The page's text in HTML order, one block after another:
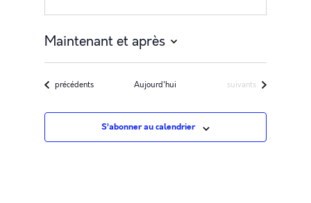
Maintenant et après
Sélectionnez
uneÉvènements
précédents Aujourd'hui Évènements
suivants
S’abonner au calendrier